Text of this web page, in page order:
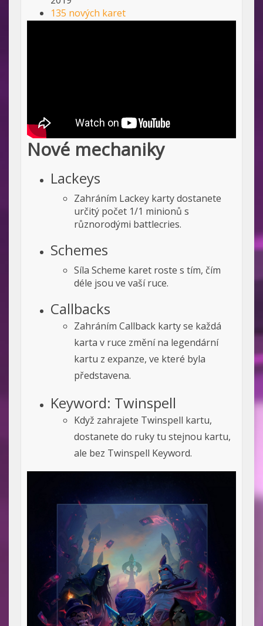
135 nových karet
Nové mechaniky
Lackeys
Zahráním Lackey karty dostanete
určitý počet 1/1 minionů s
různorodými battlecries.
Schemes
Síla Scheme karet roste s tím, čím
déle jsou ve vaší ruce.
Callbacks
Zahráním Callback karty se každá
karta v ruce změní na legendární
kartu z expanze, ve které byla
představena.
Keyword: Twinspell
Když zahrajete Twinspell kartu,
dostanete do ruky tu stejnou kartu,
ale bez Twinspell Keyword.